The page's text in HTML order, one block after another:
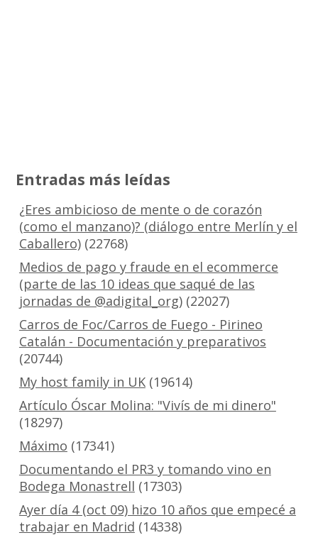
Entradas más leídas
¿Eres ambicioso de mente o de corazón
(como el manzano)? (diálogo entre Merlín y el
Caballero)(22768)
Medios de pago y fraude en el ecommerce
(parte de las 10 ideas que saqué de las
jornadas de @adigital_org)(22027)
Carros de Foc/Carros de Fuego - Pirineo
Catalán - Documentación y preparativos
(20744)
My host family in UK(19614)
Artículo Óscar Molina: "Vivís de mi dinero"
(18297)
Máximo (17341)
Documentando el PR3 y tomando vino en
Bodega Monastrell (17303)
Ayer día 4 (oct 09) hizo 10 años que empecé a
trabajar en Madrid (14338)